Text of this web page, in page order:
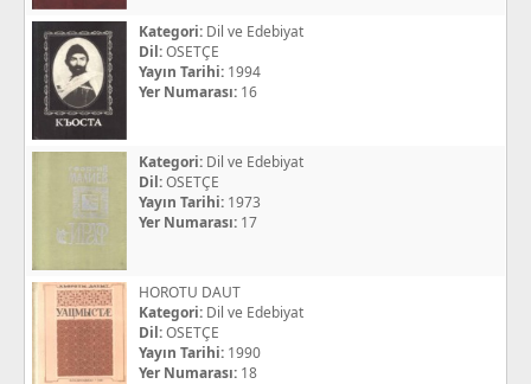
Kategori: Dil ve Edebiyat
Dil:OSETÇE
Yayın Tarihi: 1994
Yer Numarası: 16
Kategori: Dil ve Edebiyat
Dil:OSETÇE
Yayın Tarihi: 1973
Yer Numarası: 17
HOROTU DAUT
Kategori: Dil ve Edebiyat
Dil:OSETÇE
Yayın Tarihi: 1990
Yer Numarası: 18